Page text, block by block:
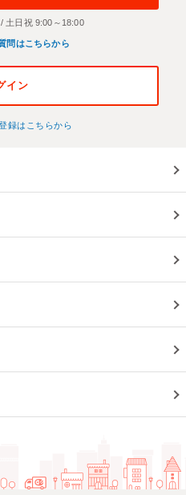
土日祝 9:00～18:00
問はこちらから
イン
録はこちらから